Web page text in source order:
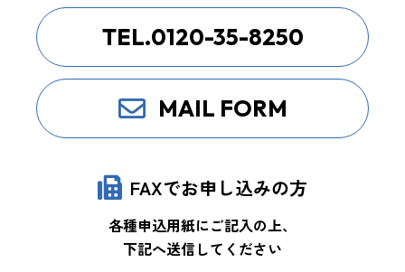
TEL.0120-35-8250
MAIL FORM
FAXでお申し込みの方
各種申込用紙にご記入の上、
下記へ送信してください